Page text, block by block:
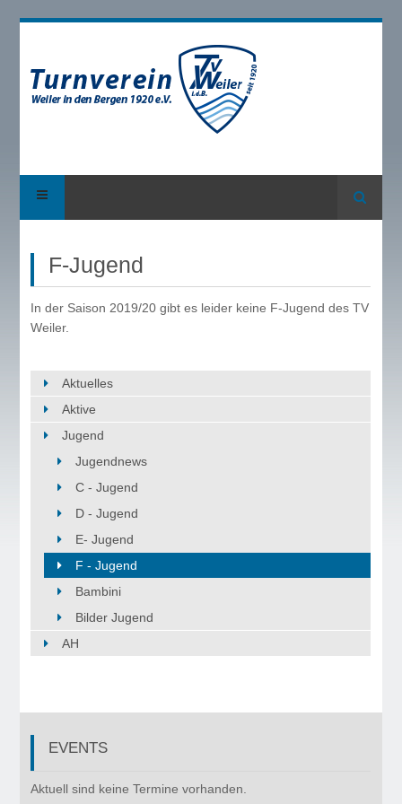
Suche
F-Jugend
In der Saison 2019/20 gibt es leider keine F-Jugend des TV
Weiler.
Aktuelles
Aktive
Jugend
Jugendnews
C - Jugend
D - Jugend
E- Jugend
F - Jugend
Bambini
Bilder Jugend
AH
EVENTS
Aktuell sind keine Termine vorhanden.